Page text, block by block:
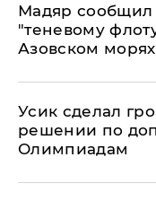
Мадяр сообщил
"теневому
Азовском морях
Усик сделал
решении по
Олимпиадам